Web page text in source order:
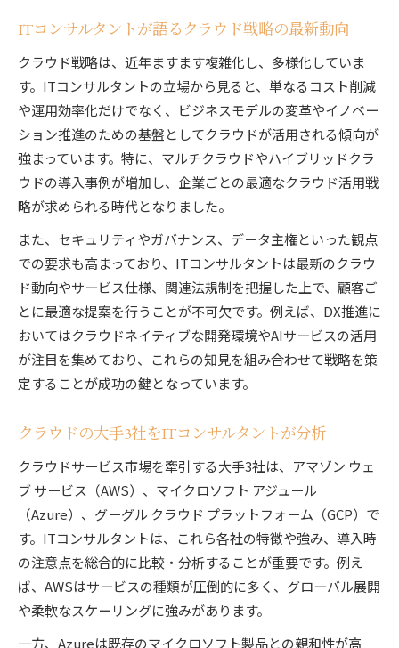
ITコンサルタントが提案する実践的DXクラウ
クラウドサービス4大モデルの特徴と活用例
業務改善に効くクラウドの5つの基本特性を実
践
ITコンサルタントが教えるクラウド活用成功事
例
クラウド戦略でDXを加速させる実践テクニッ
ク
ITコンサルタントが解説する移行の壁と対策
クラウド化が進まない理由をITコンサルタント
が解説
ITコンサルタントが実践する移行障壁への対策
法
ITコンサルタント視点で考える組織課題と対応
クラウド移行時にありがちな失敗と回避ポイン
ト
ITコンサルタントに学ぶレガシー克服の実践例
変化に強いクラウド戦略の要点を知る
ITコンサルタント流クラウド戦略の要点整理術
変化対応力を高めるクラウド戦略の実践ポイン
ト
ITコンサルタントが語るクラウド戦略の最新動向
クラウド戦略は、近年ますます複雑化し、多様化していま
す。ITコンサルタントの立場から見ると、単なるコスト削減
や運用効率化だけでなく、ビジネスモデルの変革やイノベー
ション推進のための基盤としてクラウドが活用される傾向が
強まっています。特に、マルチクラウドやハイブリッドクラ
ウドの導入事例が増加し、企業ごとの最適なクラウド活用戦
略が求められる時代となりました。
また、セキュリティやガバナンス、データ主権といった観点
での要求も高まっており、ITコンサルタントは最新のクラウ
ド動向やサービス仕様、関連法規制を把握した上で、顧客ご
とに最適な提案を行うことが不可欠です。例えば、DX推進に
おいてはクラウドネイティブな開発環境やAIサービスの活用
が注目を集めており、これらの知見を組み合わせて戦略を策
定することが成功の鍵となっています。
クラウドの大手3社をITコンサルタントが分析
クラウドサービス市場を牽引する大手3社は、アマゾン ウェ
ブ サービス（AWS）、マイクロソフト アジュール
（Azure）、グーグル クラウド プラットフォーム（GCP）で
す。ITコンサルタントは、これら各社の特徴や強み、導入時
の注意点を総合的に比較・分析することが重要です。例え
ば、AWSはサービスの種類が圧倒的に多く、グローバル展開
や柔軟なスケーリングに強みがあります。
一方、Azureは既存のマイクロソフト製品との親和性が高